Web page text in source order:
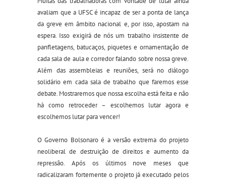
avaliam que a UFSC é incapaz de ser a ponta de lança
da greve em âmbito nacional e, por isso, apostam na
espera. Isso exigirá de nós um trabalho insistente de
panfletagens, batucaços, piquetes e ornamentação de
cada sala de aula e corredor falando sobre nossa greve.
Além das assembleias e reuniões, será no diálogo
solidário em cada sala de trabalho que faremos esse
debate. Mostraremos que nossa escolha está feita e não
há como retroceder – escolhemos lutar agora e
escolhemos lutar para vencer!
O Governo Bolsonaro é a versão extrema do projeto
neoliberal de destruição de direitos e aumento da
repressão. Após os últimos nove meses que
radicalizaram fortemente o projeto já executado pelos